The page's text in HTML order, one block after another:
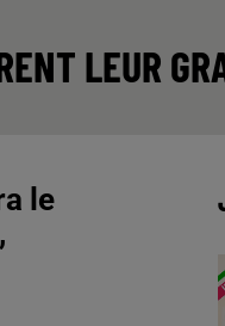
LEUR
le